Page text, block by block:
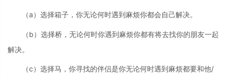
（a）选择箱子，你无论何时遇到麻烦你都会自己解决。
（b）选择桥，无论何时你遇到麻烦你都有将去找你的朋友一起
解决。
（c）选择马，你寻找的伴侣是你无论何时遇到麻烦都要和他/